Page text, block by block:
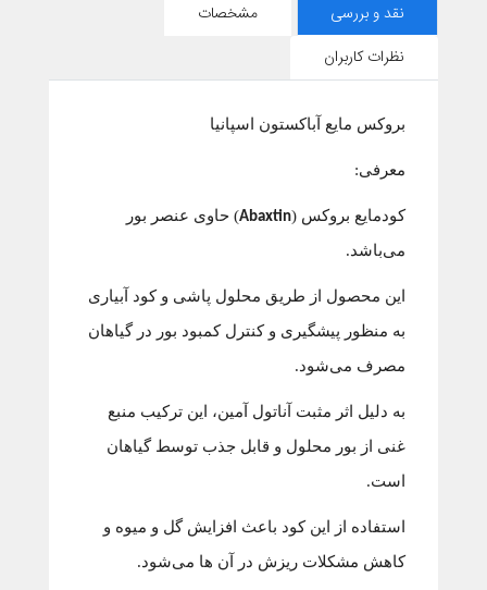
نقد و بررسی
مشخصات
نظرات کاربران
بروکس مایع آباکستون اسپانیا
معرفی:
کودمایع بروکس (Abaxtin) حاوی عنصر بور
می‌باشد.
این محصول از طریق محلول پاشی و کود آبیاری
به منظور پیشگیری و کنترل کمبود بور در گیاهان
مصرف می‌شود.
به دلیل اثر مثبت آناتول آمین، این ترکیب منبع
غنی از بور محلول و قابل جذب توسط گیاهان
است.
استفاده از این کود باعث افزایش گل و میوه و
کاهش مشکلات ریزش در آن ها می‌شود.